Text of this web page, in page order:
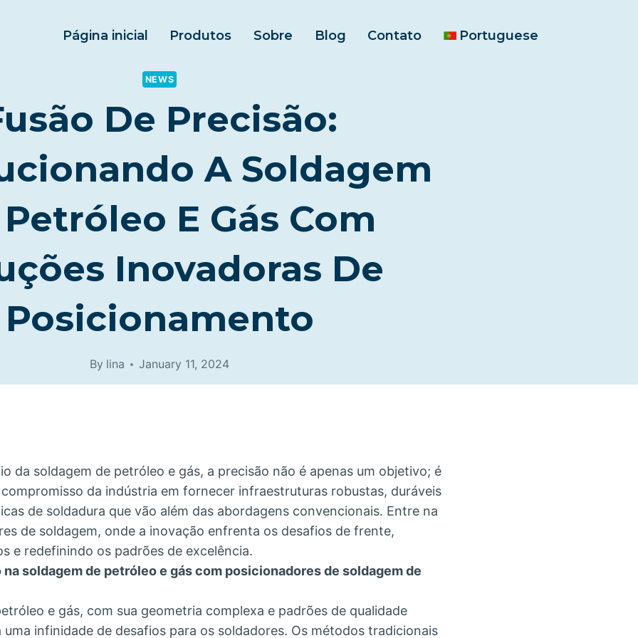
Página inicial Produtos Sobre Blog Contato Portuguese
NEWS
De Precisão:
A Soldagem
E Gás Com
Inovadoras De
Posicionamento
By lina January 11, 2024
da soldagem de petróleo e gás, a precisão não é apenas um objetivo; é
compromisso da indústria em fornecer infraestruturas robustas, duráveis
de soldadura que vão além das abordagens convencionais. Entre na
de soldagem, onde a inovação enfrenta os desafios de frente,
e redefinindo os padrões de excelência.
na soldagem de petróleo e gás com posicionadores de soldagem de
e gás, com sua geometria complexa e padrões de qualidade
infinidade de desafios para os soldadores. Os métodos tradicionais